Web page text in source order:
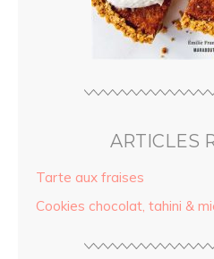
ARTICLES
Tarte aux fraises
Cookies chocolat, tahini &